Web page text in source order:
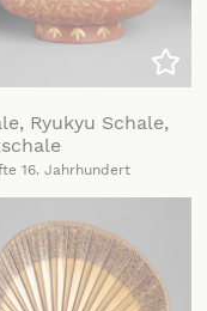
Zu
Ryukyu Schale,
16. Jahrhundert